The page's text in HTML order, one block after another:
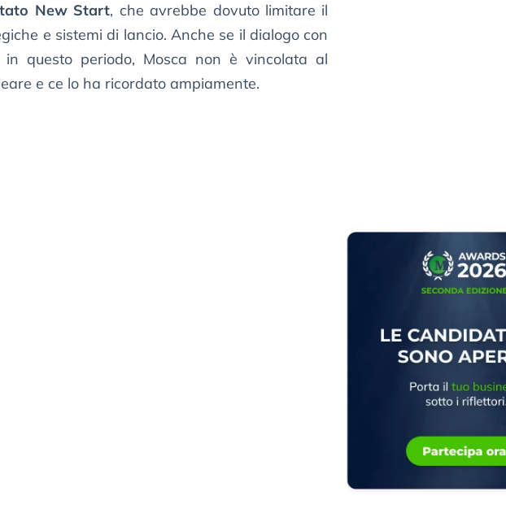
New Start, che avrebbe dovuto limitare il
e sistemi di lancio. Anche se il dialogo con
questo periodo, Mosca non è vincolata al
e ce lo ha ricordato ampiamente.